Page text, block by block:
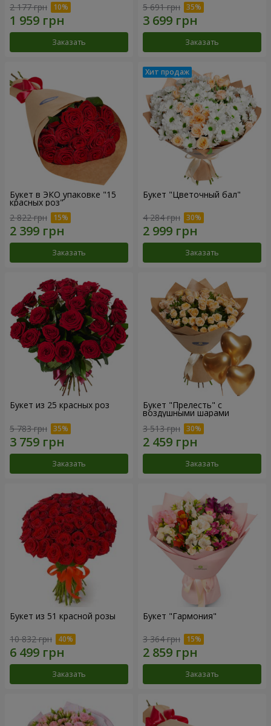
2 177 грн
Заказать
5 691 грн
Заказать
Букет в ЭКО упаковке "15
красных роз"
2 822 грн
Заказать
Букет "Цветочный бал"
4 284 грн
Заказать
Букет из 25 красных роз
5 783 грн
Заказать
Букет "Прелесть" с
воздушными шарами
3 513 грн
Заказать
Букет из 51 красной розы
10 832 грн
Заказать
Букет "Гармония"
3 364 грн
Заказать